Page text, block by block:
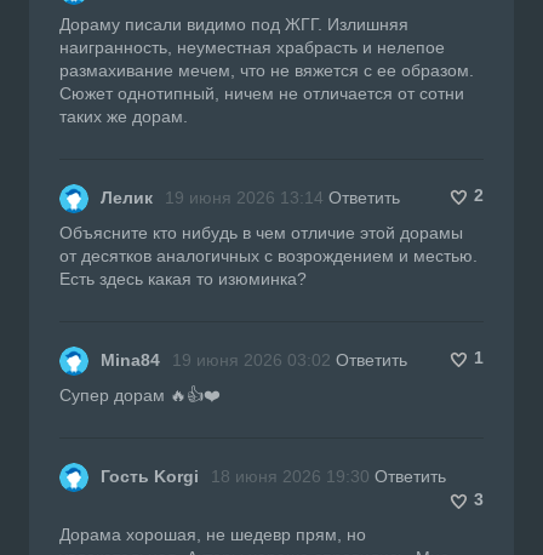
Дораму писали видимо под ЖГГ. Излишняя
наигранность, неуместная храбрасть и нелепое
размахивание мечем, что не вяжется с ее образом.
Сюжет однотипный, ничем не отличается от сотни
таких же дорам.
Лелик 19 июня 2026 13:14 Ответить
2
Объясните кто нибудь в чем отличие этой дорамы
от десятков аналогичных с возрождением и местью.
Есть здесь какая то изюминка?
Mina84 19 июня 2026 03:02 Ответить
1
Супер дорам 🔥👍❤️
Гость Korgi 18 июня 2026 19:30 Ответить
3
Дорама хорошая, не шедевр прям, но